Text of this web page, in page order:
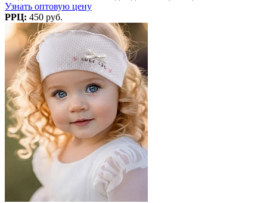
Узнать оптовую цену
РРЦ: 450 руб.